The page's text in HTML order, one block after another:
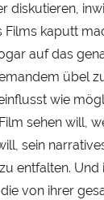
diskutieren,
Films kaputt
auf das
übel
wie
sehen will,
sein
entfalten. Und
von ihrer